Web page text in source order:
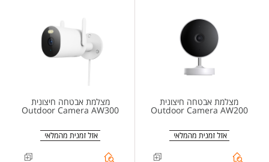
מצלמת אבטחה חיצונית
Outdoor Camera AW200
מצלמת אבטחה חיצונית
Outdoor Camera AW300